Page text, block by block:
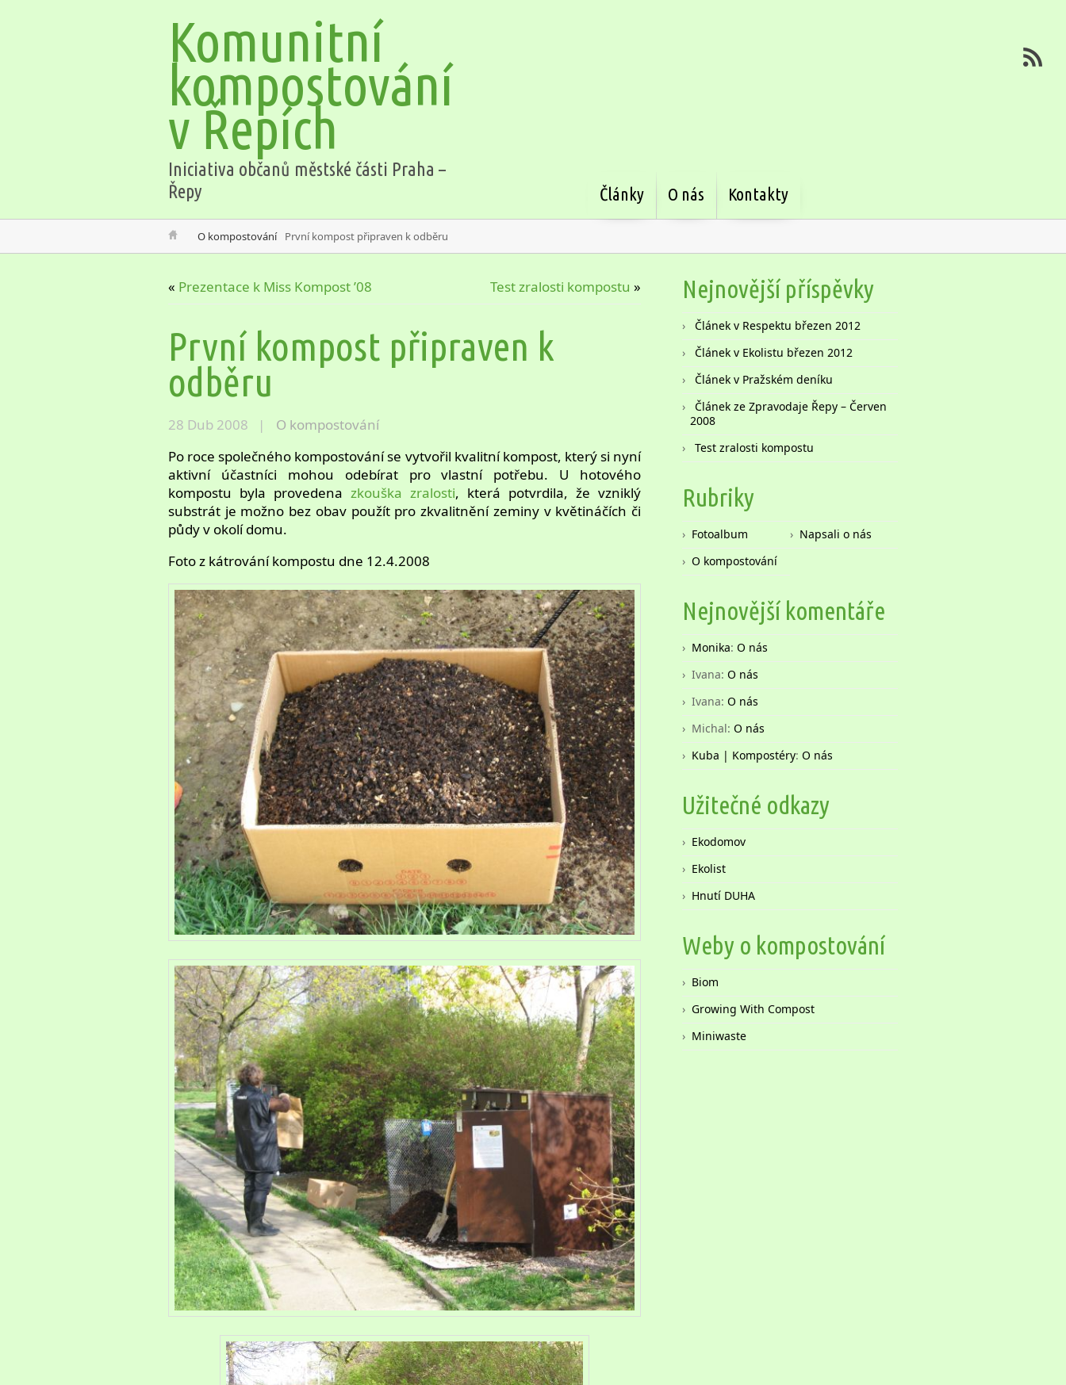
Komunitní
kompostování
v Řepích
Iniciativa občanů městské části Praha –
Řepy
Články O nás Kontakty
O kompostování První kompost připraven k odběru
« Prezentace k Miss Kompost ’08 Test zralosti kompostu »
První kompost připraven k
odběru
28 Dub 2008 |
O kompostování
Po roce společného kompostování se vytvořil kvalitní kompost, který si nyní
aktivní účastníci mohou odebírat pro vlastní potřebu. U hotového
kompostu byla provedena zkouška zralosti, která potvrdila, že vzniklý
substrát je možno bez obav použít pro zkvalitnění zeminy v květináčích či
půdy v okolí domu.
Foto z kátrování kompostu dne 12.4.2008
Nejnovější příspěvky
Článek v Respektu březen 2012
Článek v Ekolistu březen 2012
Článek v Pražském deníku
Článek ze Zpravodaje Řepy – Červen
2008
Test zralosti kompostu
Rubriky
Fotoalbum
Napsali o nás
O kompostování
Nejnovější komentáře
Monika: O nás
Ivana: O nás
Ivana: O nás
Michal: O nás
Kuba | Kompostéry: O nás
Užitečné odkazy
Ekodomov
Ekolist
Hnutí DUHA
Weby o kompostování
Biom
Growing With Compost
Miniwaste